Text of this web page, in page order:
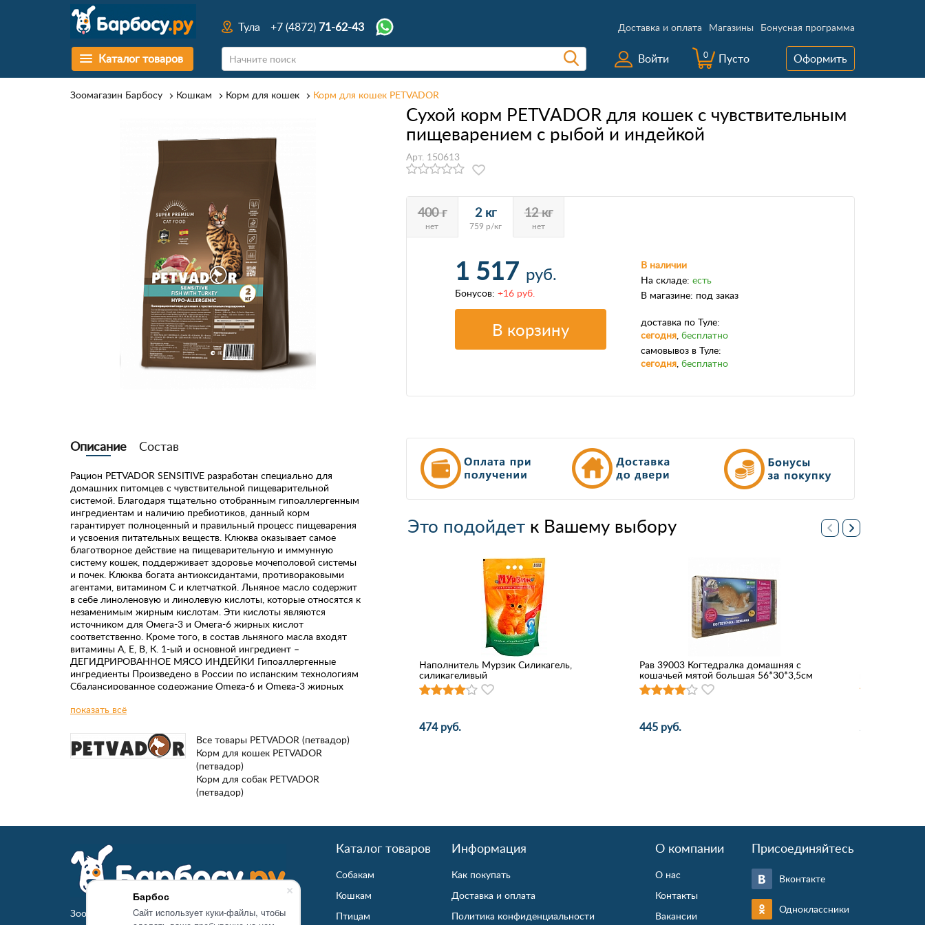
Барбос
Caйт иcпoльзуeт куки-фaйлы, чтoбы
Тула +7 (4872) 71-62-43 Доставка и оплата Магазины Бонусная программа
Каталог товаров Войти 0 Пусто Оформить
Зоомагазин Барбосу Кошкам Корм для кошек Корм для кошек PETVADOR
Сухой корм PETVADOR для кошек с чувствительным
пищеварением с рыбой и индейкой
Арт. 150613
400 г
нет
2 кг
759 р/кг
12 кг
нет
В наличии
На складе: есть
В магазине: под заказ
доставка по Туле:
сегодня, бесплатно
самовывоз в Туле:
сегодня, бесплатно
1 517 руб.
Бонусов: +16 руб.
В корзину
Описание Состав
Рацион PETVADOR SENSITIVE разработан специально для
домашних питомцев с чувствительной пищеварительной
системой. Благодаря тщательно отобранным гипоаллергенным
ингредиентам и наличию пребиотиков, данный корм
гарантирует полноценный и правильный процесс пищеварения
и усвоения питательных веществ. Клюква оказывает самое
благотворное действие на пищеварительную и иммунную
систему кошек, поддерживает здоровье мочеполовой системы
и почек. Клюква богата антиоксидантами, противораковыми
агентами, витамином С и клетчаткой. Льняное масло содержит
в себе линоленовую и линолевую кислоты, которые относятся к
незаменимым жирным кислотам. Эти кислоты являются
источником для Омега-3 и Омега-6 жирных кислот
соответственно. Кроме того, в состав льняного масла входят
витамины А, Е, В, К. 1-ый и основной ингредиент –
ДЕГИДРИРОВАННОЕ МЯСО ИНДЕЙКИ Гипоаллергенные
ингредиенты Произведено в России по испанским технологиям
Сбалансированное содержание Omega-6 и Omega-3 жирных
красители, искусственные ароматизаторы, искусственные
показать всё
Все товары PETVADOR (петвадор)
Корм для кошек PETVADOR
(петвадор)
Корм для собак PETVADOR
(петвадор)
Это подойдетк Вашему выбору
Наполнитель Мурзик Силикагель,
силикагеливый
474 руб.
Рав 39003 Когтедралка домашняя с
кошачьей мятой большая 56*30*3,5см
445 руб. 220 - 662
Зоомагазин Барбосу.ру - товары для животных
Каталог товаров
Собакам
Кошкам
Птицам
Информация
Как покупать
Доставка и оплата
Политика конфиденциальности
О компании
О нас
Контакты
Вакансии
Присоединяйтесь
Вконтакте
Одноклассники